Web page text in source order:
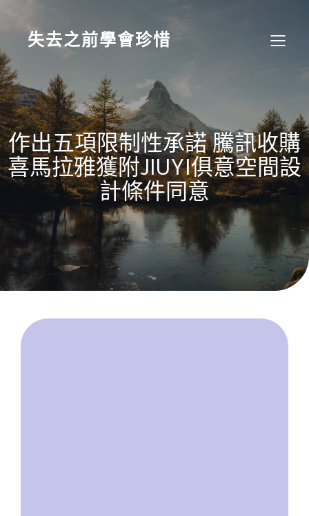
content
失去之前學會珍惜
作出五項限制性承諾 騰訊收購
喜馬拉雅獲附JIUYI俱意空間設
計條件同意